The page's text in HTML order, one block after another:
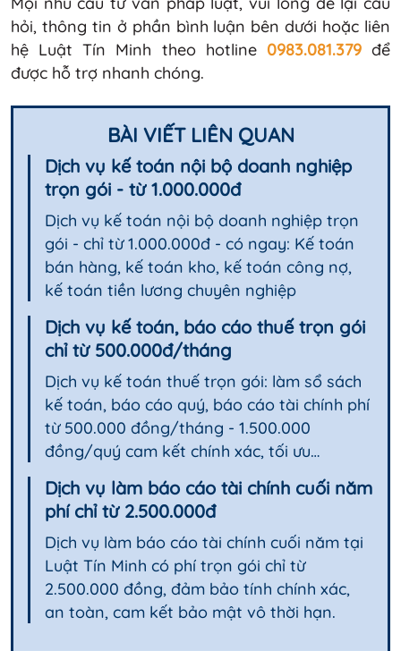
hỏi, thông tin ở phần bình luận bên dưới hoặc liên
hệ Luật Tín Minh theo hotline 0983.081.379để
được hỗ trợ nhanh chóng.
BÀI VIẾT LIÊN QUAN
Dịch vụ kế toán nội bộ doanh nghiệp
trọn gói - từ 1.000.000đ
Dịch vụ kế toán nội bộ doanh nghiệp trọn
gói - chỉ từ 1.000.000đ - có ngay: Kế toán
bán hàng, kế toán kho, kế toán công nợ,
kế toán tiền lương chuyên nghiệp
Dịch vụ kế toán, báo cáo thuế trọn gói
chỉ từ 500.000đ/tháng
Dịch vụ kế toán thuế trọn gói: làm sổ sách
kế toán, báo cáo quý, báo cáo tài chính phí
từ 500.000 đồng/tháng - 1.500.000
đồng/quý cam kết chính xác, tối ưu…
Dịch vụ làm báo cáo tài chính cuối năm
phí chỉ từ 2.500.000đ
Dịch vụ làm báo cáo tài chính cuối năm tại
Luật Tín Minh có phí trọn gói chỉ từ
2.500.000 đồng, đảm bảo tính chính xác,
an toàn, cam kết bảo mật vô thời hạn.